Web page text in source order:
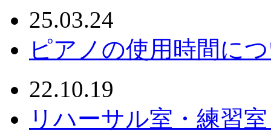
25.03.24
ピアノの使用時間に
22.10.19
リハーサル室・練習